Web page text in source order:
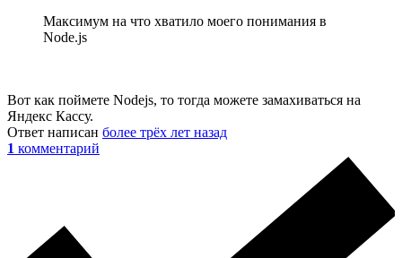
Максимум на что хватило моего понимания в
Node.js
Вот как поймете Nodejs, то тогда можете замахиваться на
Яндекс Кассу.
Ответ написан более трёх лет назад
1 комментарий